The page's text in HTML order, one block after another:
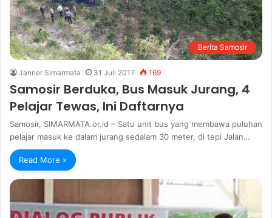
Berita Samosir
Janner Simarmata 31 Juli 2017 169
Samosir Berduka, Bus Masuk Jurang, 4
Pelajar Tewas, Ini Daftarnya
Samosir, SIMARMATA.or.id – Satu unit bus yang membawa puluhan
pelajar masuk ke dalam jurang sedalam 30 meter, di tepi Jalan…
Read More »